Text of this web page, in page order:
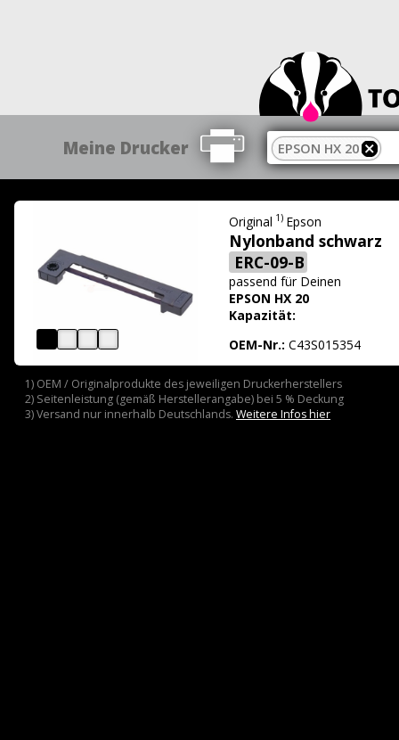
Meine Drucker EPSON HX 20
Original 1) Epson
Nylonband schwarz
ERC-09-B
passend für Deinen
EPSON HX 20
Kapazität:
OEM-Nr.: C43S015354
1) OEM / Originalprodukte des jeweiligen Druckerherstellers
2) Seitenleistung (gemäß Herstellerangabe) bei 5 % Deckung
3) Versand nur innerhalb Deutschlands. Weitere Infos hier